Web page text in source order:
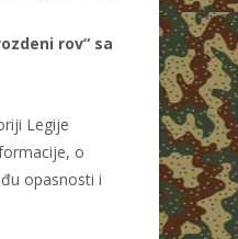
rov“ sa
Legije
o
opasnosti i